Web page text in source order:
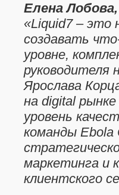
Елена
«Liquid7 – это
создавать
уровне,
руководителя
Ярослава
на digital
уровень
команды Ebola
маркетинга и
клиентского